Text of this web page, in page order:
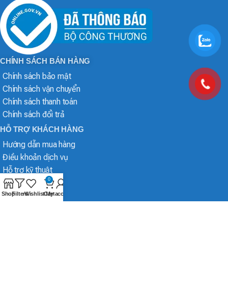
CHÍNH SÁCH BÁN HÀNG
Chính sách bảo mật
Chính sách vận chuyển
Chính sách thanh toán
Chính sách đổi trả
HỖ TRỢ KHÁCH HÀNG
Hướng dẫn mua hàng
Điều khoản dịch vụ
Hỗ trợ kỹ thuật
ShopFiltersWishlist
0
Cart
My account